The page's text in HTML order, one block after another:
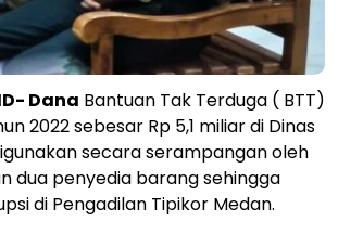
Dana Bantuan Tak Terduga ( BTT)
2022 sebesar Rp 5,1 miliar di Dinas
secara serampangan oleh
dua penyedia barang sehingga
di Pengadilan Tipikor Medan.